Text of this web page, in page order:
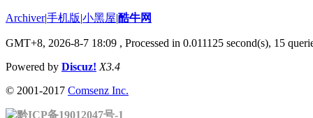
Archiver|手机版|小黑屋|酷牛网
GMT+8, 2026-8-7 18:09 , Processed in 0.011125 second(s), 15
Powered by Discuz! X3.4
© 2001-2017 Comsenz Inc.
黔ICP备19012047号-1